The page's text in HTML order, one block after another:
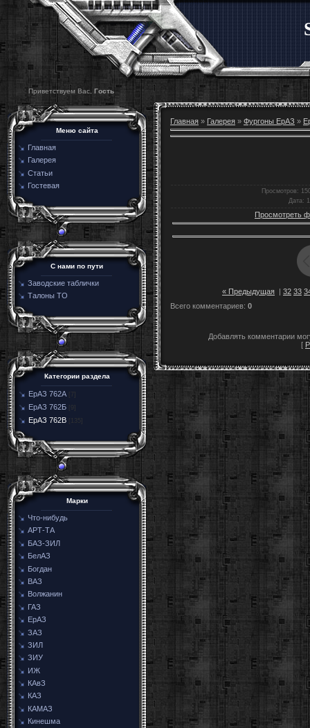
Приветствуем Вас, Гость
Меню сайта
Главная
Галерея
Статьи
Гостевая
C нами по пути
Заводские таблички
Талоны ТО
Категории раздела
ЕрАЗ 762А [7]
ЕрАЗ 762Б
ЕрАЗ 762В [135]
Марки
Что-нибудь
АРТ-ТА
БАЗ-ЗИЛ
БелАЗ
Богдан
ВАЗ
Волжанин
ГАЗ
ЕрАЗ
ЗАЗ
ЗИЛ
ЗИУ
ИЖ
КАвЗ
КАЗ
КАМАЗ
Кинешма
Главная » Галерея » Фургоны ЕрАЗ »
Просмотров:
Дата :
Просмотреть
« Предыдущая | 32 33
Всего комментариев: 0
Добавлять комментарии
[